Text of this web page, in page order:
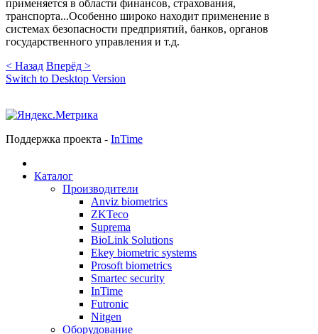
применяется в области финансов, страхования,
транспорта...Особенно широко находит применение в
системах безопасности предприятий, банков, органов
государственного управления и т.д.
< Назад Вперёд >
Switch to Desktop Version
Поддержка проекта - InTime
Каталог
Производители
Anviz biometrics
ZKTeco
Suprema
BioLink Solutions
Ekey biometric systems
Prosoft biometrics
Smartec security
InTime
Futronic
Nitgen
Оборудование